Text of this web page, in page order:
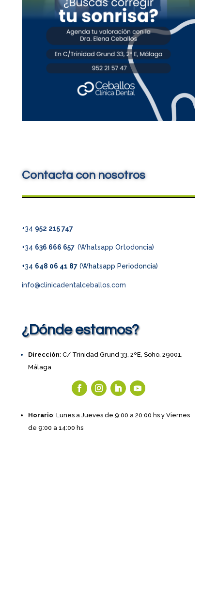
Contacta con nosotros
+34 952 215 747
+34 636 666 657 (Whatsapp Ortodoncia)
+34 648 06 41 87(Whatsapp Periodoncia)
info@clinicadentalceballos.com
¿Dónde estamos?
Dirección: C/ Trinidad Grund 33, 2ºE, Soho, 29001,
Málaga
Horario: Lunes a Jueves de 9:00 a 20:00 hs y Viernes
de 9:00 a 14:00 hs